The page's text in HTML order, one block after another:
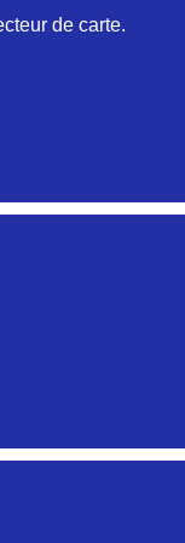
de carte.